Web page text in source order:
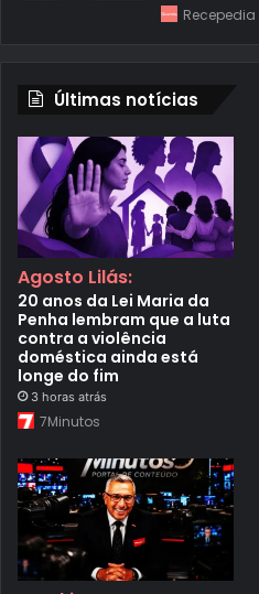
Recepedia
Últimas notícias
Agosto Lilás:
20 anos da Lei Maria da
Penha lembram que a luta
contra a violência
doméstica ainda está
longe do fim
3 horas atrás
7Minutos